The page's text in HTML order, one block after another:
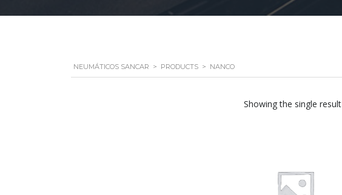
NEUMÁTICOS SANCAR > PRODUCTS > NANCO
Showing the single result